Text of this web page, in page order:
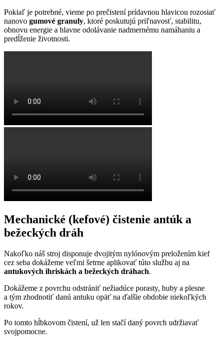
Pokiaľ je potrebné, vieme po prečistení prídavnou hlavicou rozosiať
nanovo gumové granuly, ktoré poskutujú priľnavosť, stabilitu,
obnovu energie a hlavne odolávanie nadmernému namáhaniu a
predĺženie životnosti.
Mechanické (kefové) čistenie antúk a
bežeckých dráh
Nakoľko náš stroj disponuje dvojitým nylónovým preložením kief
cez seba dokážeme veľmi šetrne aplikovať túto službu aj na
antukových ihriskách a bežeckých dráhach.
Dokážeme z povrchu odstrániť nežiadúce porasty, huby a plesne
a tým zhodnotiť danú antuku opäť na ďalšie obdobie niekoľkých
rokov.
Po tomto hĺbkovom čistení, už len stačí daný povrch udržiavať
svojpomocne.